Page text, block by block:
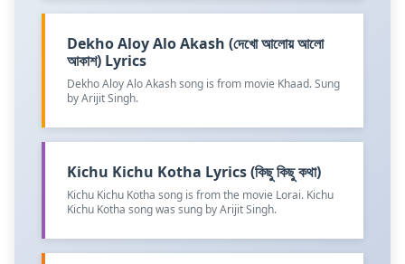
Dekho Aloy Alo Akash (দেখো আলোয় আলো
আকাশ) Lyrics
Dekho Aloy Alo Akash song is from movie Khaad. Sung
by Arijit Singh.
Kichu Kichu Kotha Lyrics (কিছু কিছু কথা)
Kichu Kichu Kotha song is from the movie Lorai. Kichu
Kichu Kotha song was sung by Arijit Singh.